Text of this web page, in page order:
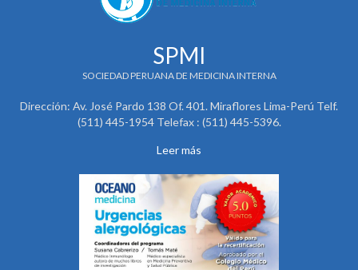
SPMI
SOCIEDAD PERUANA DE MEDICINA INTERNA
Dirección: Av. José Pardo 138 Of. 401. Miraflores Lima-Perú Telf.
(511) 445-1954 Telefax : (511) 445-5396.
Leer más